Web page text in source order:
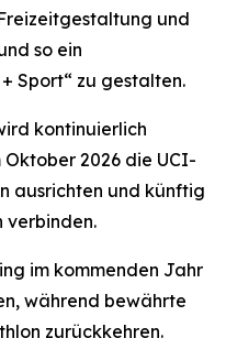
und
so ein
Sport“ zu gestalten.
kontinuierlich
2026 die UCI-
ausrichten und künftig
verbinden.
im kommenden Jahr
während bewährte
zurückkehren.